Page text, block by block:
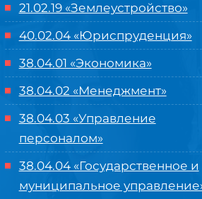
21.02.19 «Землеустройство»
40.02.04 «Юриспруденция»
38.04.01 «Экономика»
38.04.02 «Менеджмент»
38.04.03 «Управление
персоналом»
38.04.04 «Государственное и
муниципальное